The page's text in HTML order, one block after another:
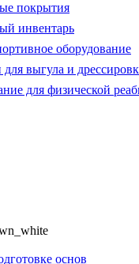
покрытия
инвентарь
оборудование
выгула и
для физической
основ